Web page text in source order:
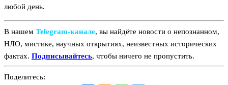
любой день.
В нашем Telegram‑канале, вы найдёте новости о непознанном,
НЛО, мистике, научных открытиях, неизвестных исторических
фактах. Подписывайтесь, чтобы ничего не пропустить.
Поделитесь: